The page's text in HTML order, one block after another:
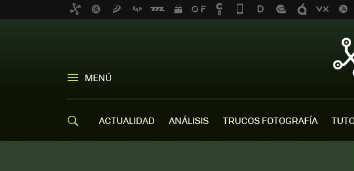
MENÚ
ACTUALIDAD ANÁLISIS TRUCOS FOTOGRAFÍA